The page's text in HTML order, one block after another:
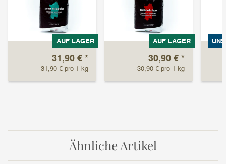
AUF LAGER
31,90 € *
31,90 € pro 1 kg
AUF LAGER
30,90 € *
30,90 € pro 1 kg
Ähnliche Artikel